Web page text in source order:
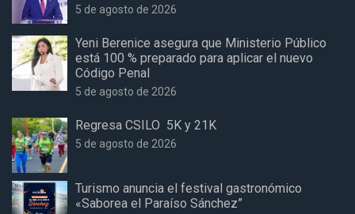
5 de agosto de 2026
Yeni Berenice asegura que Ministerio Público
está 100 % preparado para aplicar el nuevo
Código Penal
5 de agosto de 2026
Regresa CSILO 5K y 21K
5 de agosto de 2026
Turismo anuncia el festival gastronómico
«Saborea el Paraíso Sánchez”